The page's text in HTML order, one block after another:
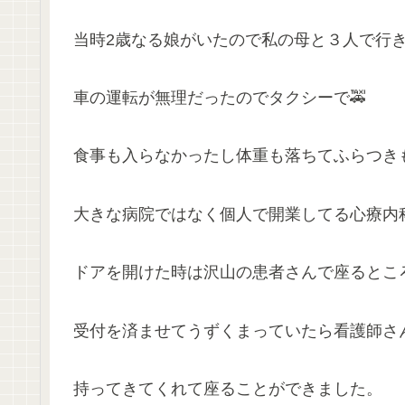
当時2歳なる娘がいたので私の母と３人で行
車の運転が無理だったのでタクシーで🚕
食事も入らなかったし体重も落ちてふらつき
大きな病院ではなく個人で開業してる心療
ドアを開けた時は沢山の患者さんで座るとこ
受付を済ませてうずくまっていたら看護師さ
持ってきてくれて座ることができました。